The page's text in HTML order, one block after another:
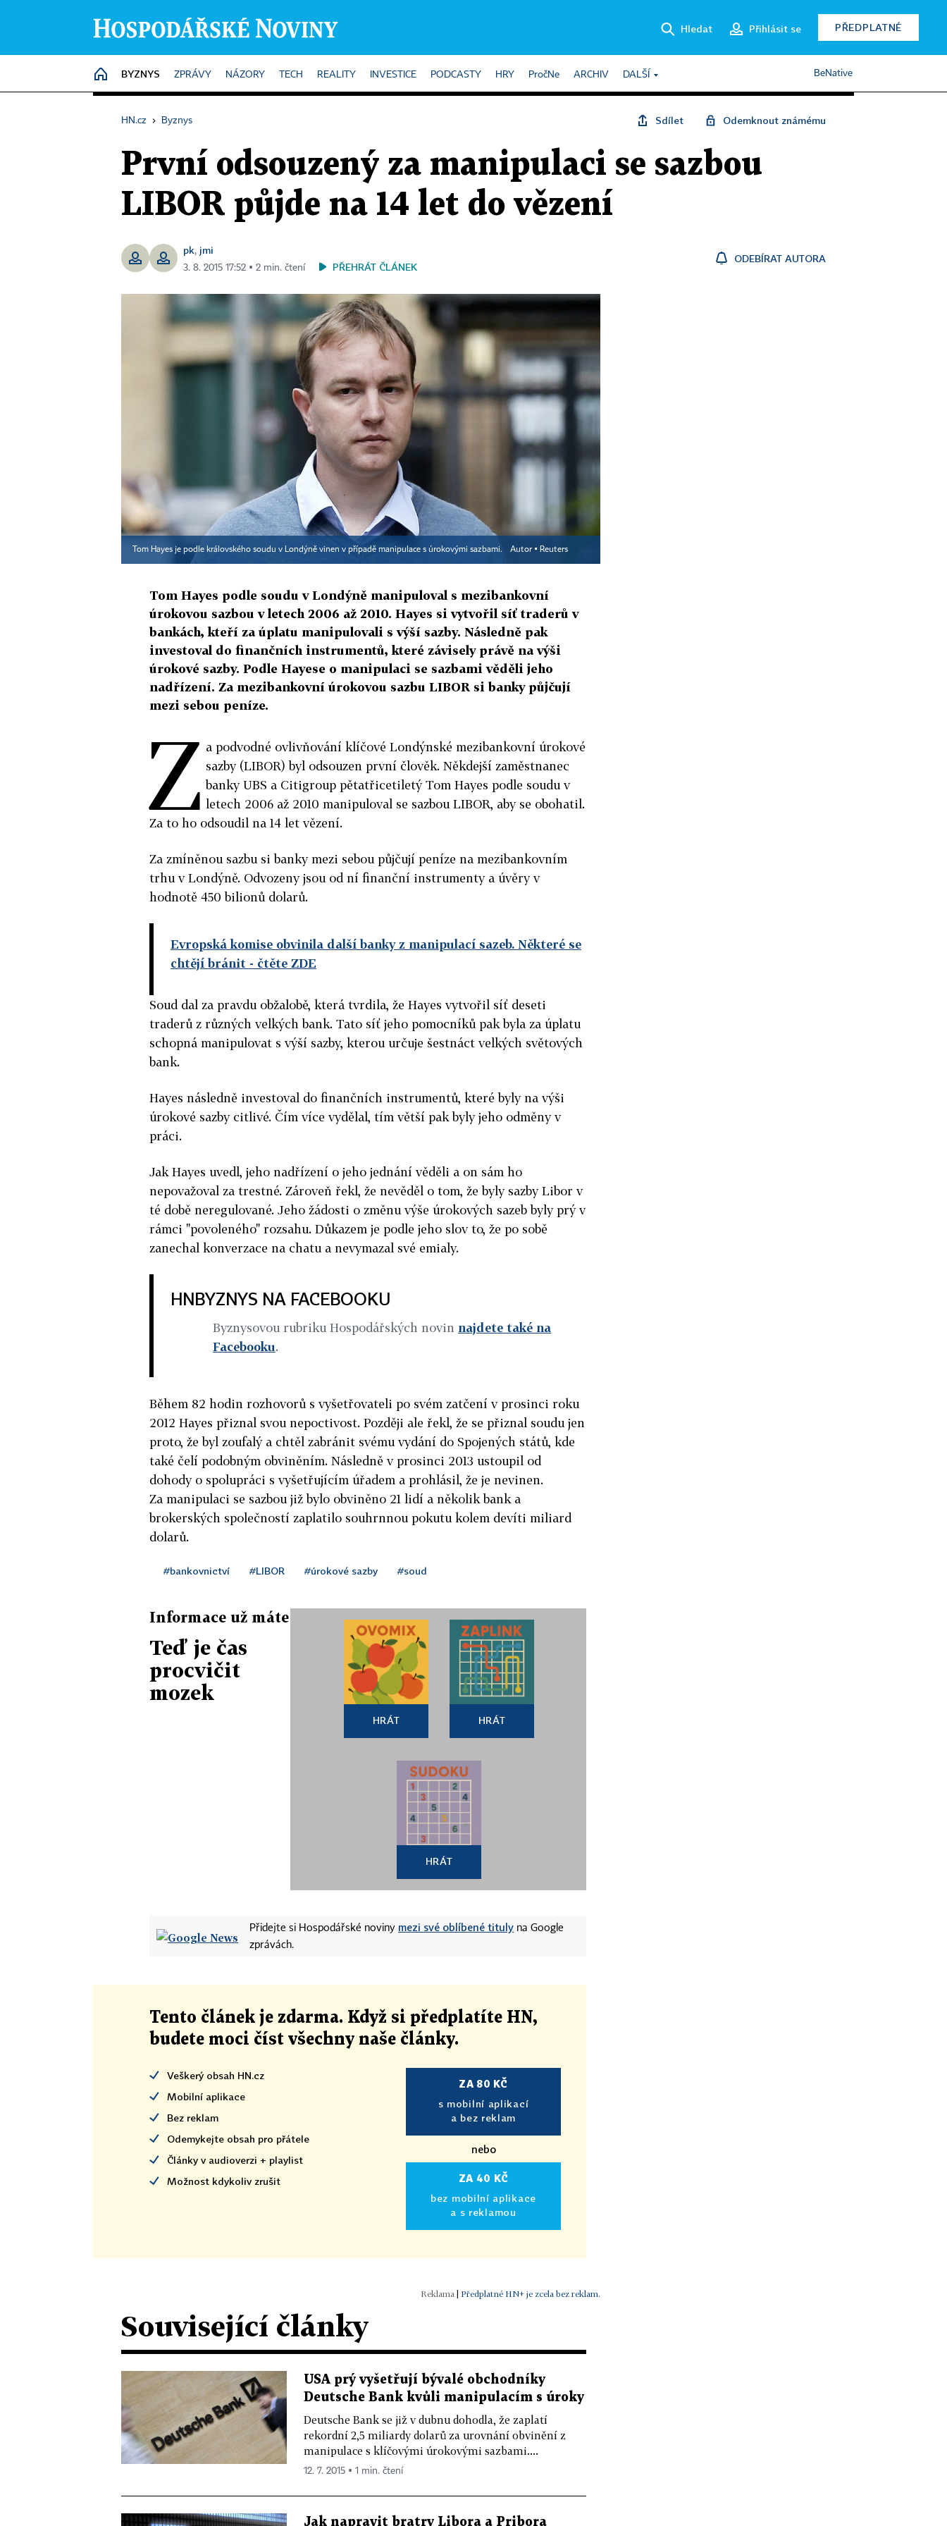
Hledat Přihlásit se PŘEDPLATNÉ
HOME
BYZNYS ZPRÁVY NÁZORY TECH REALITY INVESTICE PODCASTY HRY PročNe ARCHIV DALŠÍ BeNative
HN.cz › Byznys Sdílet Odemknout známému
První odsouzený za manipulaci se sazbou
LIBOR půjde na 14 let do vězení
pk, jmi
3. 8. 2015 17:52 ▪ 2 min. čtení PŘEHRÁT ČLÁNEK
ODEBÍRAT AUTORA
Tom Hayes je podle královského soudu v Londýně vinen v případě manipulace s úrokovými sazbami. Autor ▪ Reuters
Tom Hayes podle soudu v Londýně manipuloval s mezibankovní
úrokovou sazbou v letech 2006 až 2010. Hayes si vytvořil síť traderů v
bankách, kteří za úplatu manipulovali s výší sazby. Následně pak
investoval do finančních instrumentů, které závisely právě na výši
úrokové sazby. Podle Hayese o manipulaci se sazbami věděli jeho
nadřízení. Za mezibankovní úrokovou sazbu LIBOR si banky půjčují
mezi sebou peníze.
Z a podvodné ovlivňování klíčové Londýnské mezibankovní úrokové
sazby (LIBOR) byl odsouzen první člověk. Někdejší zaměstnanec
banky UBS a Citigroup pětatřicetiletý Tom Hayes podle soudu v
letech 2006 až 2010 manipuloval se sazbou LIBOR, aby se obohatil.
Za to ho odsoudil na 14 let vězení.
Za zmíněnou sazbu si banky mezi sebou půjčují peníze na mezibankovním
trhu v Londýně. Odvozeny jsou od ní finanční instrumenty a úvěry v
hodnotě 450 bilionů dolarů.
Evropská komise obvinila další banky z manipulací sazeb. Některé se
chtějí bránit - čtěte ZDE
Soud dal za pravdu obžalobě, která tvrdila, že Hayes vytvořil síť deseti
traderů z různých velkých bank. Tato síť jeho pomocníků pak byla za úplatu
schopná manipulovat s výší sazby, kterou určuje šestnáct velkých světových
bank.
Hayes následně investoval do finančních instrumentů, které byly na výši
úrokové sazby citlivé. Čím více vydělal, tím větší pak byly jeho odměny v
práci.
Jak Hayes uvedl, jeho nadřízení o jeho jednání věděli a on sám ho
nepovažoval za trestné. Zároveň řekl, že nevěděl o tom, že byly sazby Libor v
té době neregulované. Jeho žádosti o změnu výše úrokových sazeb byly prý v
rámci "povoleného" rozsahu. Důkazem je podle jeho slov to, že po sobě
zanechal konverzace na chatu a nevymazal své emialy.
HNBYZNYS NA FACEBOOKU
Byznysovou rubriku Hospodářských novin najdete také na
Facebooku.
Během 82 hodin rozhovorů s vyšetřovateli po svém zatčení v prosinci roku
2012 Hayes přiznal svou nepoctivost. Později ale řekl, že se přiznal soudu jen
proto, že byl zoufalý a chtěl zabránit svému vydání do Spojených států, kde
také čelí podobným obviněním. Následně v prosinci 2013 ustoupil od
dohody o spolupráci s vyšetřujícím úřadem a prohlásil, že je nevinen.
Za manipulaci se sazbou již bylo obviněno 21 lidí a několik bank a
brokerských společností zaplatilo souhrnnou pokutu kolem devíti miliard
dolarů.
#bankovnictví #LIBOR #úrokové sazby #soud
Informace už máte
Teď je čas
procvičit
mozek
HRÁT HRÁT
HRÁT
Přidejte si Hospodářské noviny mezi své oblíbené tituly na Google
zprávách.
Tento článek je zdarma. Když si předplatíte HN,
budete moci číst všechny naše články.
Veškerý obsah HN.cz
Mobilní aplikace
Bez reklam
Odemykejte obsah pro přátele
Články v audioverzi + playlist
Možnost kdykoliv zrušit
ZA 80 KČ
s mobilní aplikací
a bez reklam
nebo
ZA 40 KČ
bez mobilní aplikace
a s reklamou
| Předplatné HN+ je zcela bez reklam.
Související články
USA prý vyšetřují bývalé obchodníky
Deutsche Bank kvůli manipulacím s úroky
Deutsche Bank se již v dubnu dohodla, že zaplatí
rekordní 2,5 miliardy dolarů za urovnání obvinění z
manipulace s klíčovými úrokovými sazbami....
12. 7. 2015 ▪ 1 min. čtení
Jak napravit bratry Libora a Pribora